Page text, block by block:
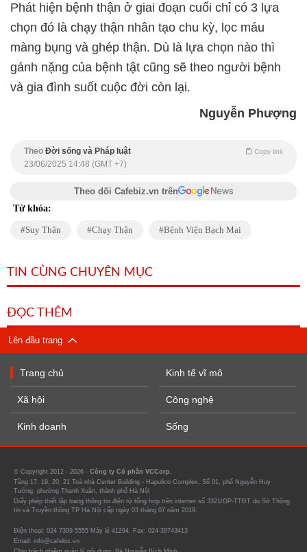
Phát hiện bệnh thận ở giai đoạn cuối chỉ có 3 lựa
chọn đó là chạy thận nhân tạo chu kỳ, lọc máu
màng bụng và ghép thận. Dù là lựa chọn nào thì
gánh nặng của bệnh tật cũng sẽ theo người bệnh
và gia đình suốt cuộc đời còn lại.
Nguyễn Phượng
Theo Đời sống và Pháp luật Copy link
23/06/2025 14:48 (GMT +7)
Theo dõi Cafebiz.vn trên
Từ khóa:
Suy Thận Chạy Thận Bệnh Viện Bạch Mai
TIN CÙNG CHUYÊN MỤC
ĐỌC THÊM
Lên đầu trang
Trang chủ
Xã hội
Kinh doanh
Kinh tế vĩ mô
Công nghệ
Sống
© Copyright 2012 - 2026 - Công ty Cổ phần VCCorp.
Tầng 17, 19, 20, 21 Toà nhà Center Building - Hapulico Complex, Số 01, phố Nguyễn Huy
Tưởng, phường Thanh Xuân, thành phố Hà Nội
Giấy phép thiết lập trang thông tin điện tử tổng hợp trên internet số 3321/GP-TTĐT do Sở Thông
tin và Truyền thông TP Hà Nội cấp ngày 03 tháng 07 năm 2019.
Điện thoại: 024 7309 5555 Máy lẻ 41294. Fax: 024-39743413
Email: info@cafebiz.vn